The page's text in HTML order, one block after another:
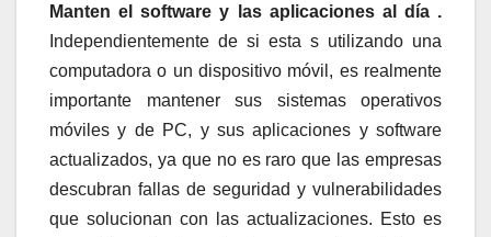
Manten el software y las aplicaciones al día .
Independientemente de si esta s utilizando una
computadora o un dispositivo móvil, es realmente
importante mantener sus sistemas operativos
móviles y de PC, y sus aplicaciones y software
actualizados, ya que no es raro que las empresas
descubran fallas de seguridad y vulnerabilidades
que solucionan con las actualizaciones. Esto es